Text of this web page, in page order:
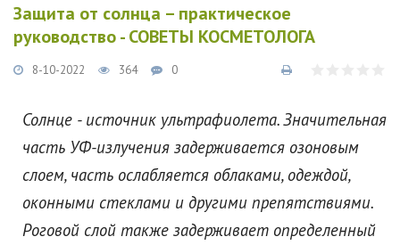
Защита от солнца – практическое
руководство - СОВЕТЫ КОСМЕТОЛОГА
8-10-2022 364 0
Солнце - источник ультрафиолета. Значительная
часть УФ-излучения задерживается озоновым
слоем, часть ослабляется облаками, одеждой,
оконными стеклами и другими препятствиями.
Роговой слой также задерживает определенный